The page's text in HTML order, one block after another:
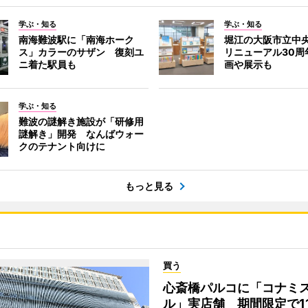
学ぶ・知る
南海難波駅に「南海ホーク
ス」カラーのサザン 復刻ユ
ニ着た駅員も
学ぶ・知る
堀江の大阪市立中
リニューアル30
画や展示も
学ぶ・知る
難波の謎解き施設が「研修用
謎解き」開発 なんばウォー
クのテナント向けに
もっと見る
買う
心斎橋パルコに「コナミ
ル」実店舗 期間限定で